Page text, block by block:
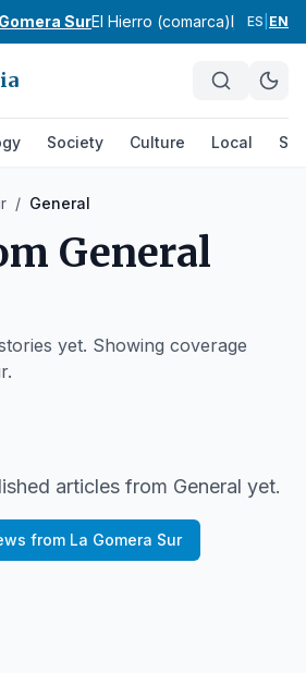
SurEl Hierro (comarca) ES EN
Society Culture Local
/ General
General
yet. Showing coverage
articles from General yet.
from La Gomera Sur